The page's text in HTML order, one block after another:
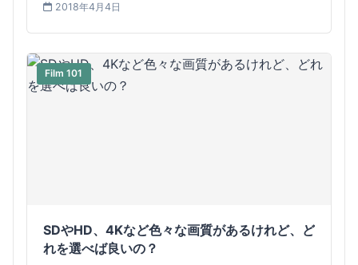
2018年4月4日
Film 101
SDやHD、4Kなど色々な画質があるけれど、ど
れを選べば良いの？